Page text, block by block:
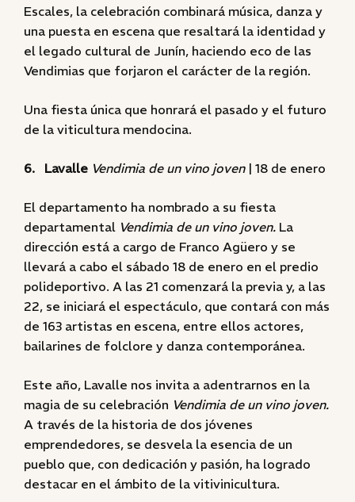
Escales, la celebración combinará música, danza y
una puesta en escena que resaltará la identidad y
el legado cultural de Junín, haciendo eco de las
Vendimias que forjaron el carácter de la región.
Una fiesta única que honrará el pasado y el futuro
de la viticultura mendocina.
6. Lavalle Vendimia de un vino joven| 18 de enero
El departamento ha nombrado a su fiesta
departamental Vendimia de un vino joven. La
dirección está a cargo de Franco Agüero y se
llevará a cabo el sábado 18 de enero en el predio
polideportivo. A las 21 comenzará la previa y, a las
22, se iniciará el espectáculo, que contará con más
de 163 artistas en escena, entre ellos actores,
bailarines de folclore y danza contemporánea.
Este año, Lavalle nos invita a adentrarnos en la
magia de su celebración Vendimia de un vino joven.
A través de la historia de dos jóvenes
emprendedores, se desvela la esencia de un
pueblo que, con dedicación y pasión, ha logrado
destacar en el ámbito de la vitivinicultura.